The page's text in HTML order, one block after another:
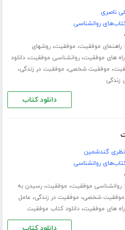
ناصری
روانشناسی
راهنمای موفقیت، موفقیت،روشهای
راه های موفقیت،روانشناسی موفقیت،دانلود
، موفقیت شخصی، موفقیت در زندگی،
زندگی
دانلود کتاب
گندشمین
روانشناسی
روانشناسی موفقیت، موفقیت،رسیدن به
موفقیت شخصی، موفقیت در زندگی، عامل
راه های موفقیت،دانلود کتاب موفقیت